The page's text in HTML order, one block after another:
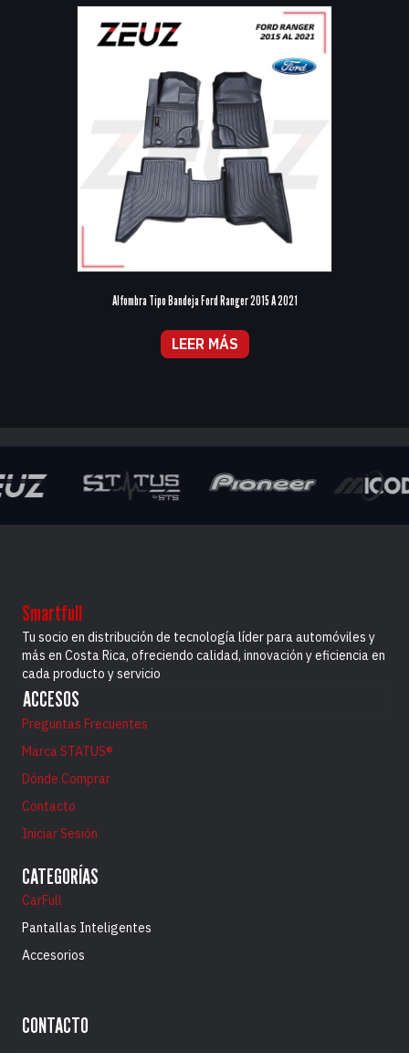
Alfombra Tipo Bandeja Ford Ranger 2015 A 2021
LEER MÁS
Smartfull
Tu socio en distribución de tecnología líder para automóviles y
más en Costa Rica, ofreciendo calidad, innovación y eficiencia en
cada producto y servicio
ACCESOS
Preguntas Frecuentes
Marca STATUS®
Dónde Comprar
Contacto
Iniciar Sesión
CATEGORÍAS
CarFull
Pantallas Inteligentes
Accesorios
CONTACTO